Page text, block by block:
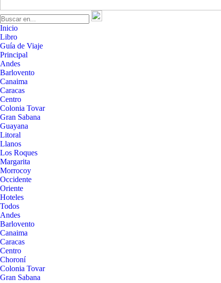
Inicio
Libro
Guía de Viaje
Principal
Andes
Barlovento
Canaima
Caracas
Centro
Colonia Tovar
Gran Sabana
Guayana
Litoral
Llanos
Los Roques
Margarita
Morrocoy
Occidente
Oriente
Hoteles
Todos
Andes
Barlovento
Canaima
Caracas
Centro
Choroní
Colonia Tovar
Gran Sabana